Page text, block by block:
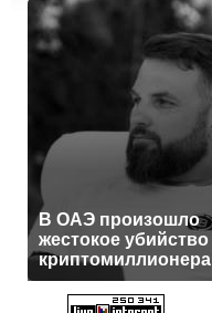
В ОАЭ произошло
жестокое убийство
криптомиллионера